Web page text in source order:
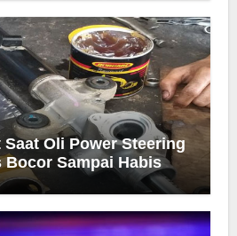
Oli Power Steering
Bocor Sampai Habis